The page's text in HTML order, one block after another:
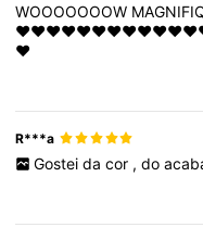
WOOOOOOOW
❤️
R***a
Gostei da cor , do